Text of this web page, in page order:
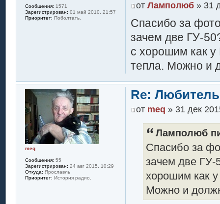
от Ламполюб» 31
Спасибо за
зачем две ГУ-
с хорошим как
тепла. Можно и
Сообщения: 1571
Зарегистрирован: 01 май 2010, 21:57
Приоритет: Поболтать.
Re:
от meq » 31 дек
Ламполюб
Спасибо за
зачем две ГУ-
хорошим как
Можно и
meq
Сообщения: 55
Зарегистрирован: 24 авг 2015, 10:29
Откуда: Ярославль
Приоритет: История радио.